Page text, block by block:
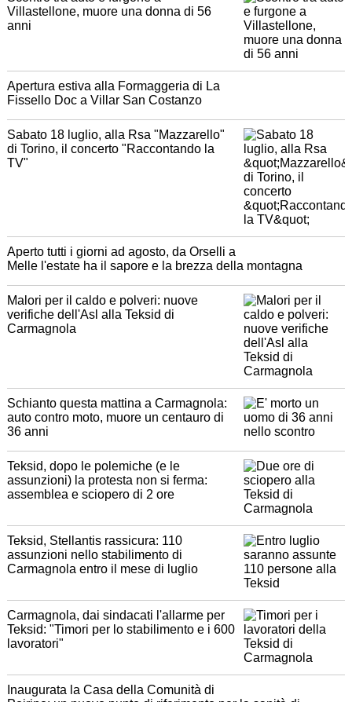
Villastellone, muore una donna di 56
anni
Apertura estiva alla Formaggeria di La
Fissello Doc a Villar San Costanzo
Sabato 18 luglio, alla Rsa "Mazzarello"
di Torino, il concerto "Raccontando la
TV"
Aperto tutti i giorni ad agosto, da Orselli a
Melle l'estate ha il sapore e la brezza della montagna
Malori per il caldo e polveri: nuove
verifiche dell'Asl alla Teksid di
Carmagnola
Schianto questa mattina a Carmagnola:
auto contro moto, muore un centauro di
36 anni
Teksid, dopo le polemiche (e le
assunzioni) la protesta non si ferma:
assemblea e sciopero di 2 ore
Teksid, Stellantis rassicura: 110
assunzioni nello stabilimento di
Carmagnola entro il mese di luglio
Carmagnola, dai sindacati l'allarme per
Teksid: "Timori per lo stabilimento e i 600
lavoratori"
Inaugurata la Casa della Comunità di